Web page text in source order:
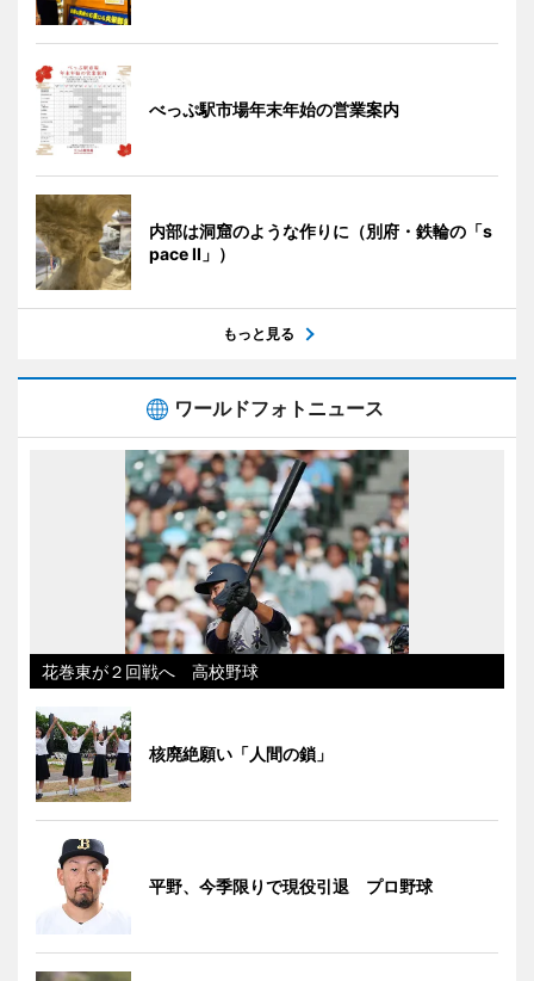
べっぷ駅市場年末年始の営業案内
内部は洞窟のような作りに（別府・鉄輪の「s
pace II」）
もっと見る
ワールドフォトニュース
花巻東が２回戦へ 高校野球
核廃絶願い「人間の鎖」
平野、今季限りで現役引退 プロ野球